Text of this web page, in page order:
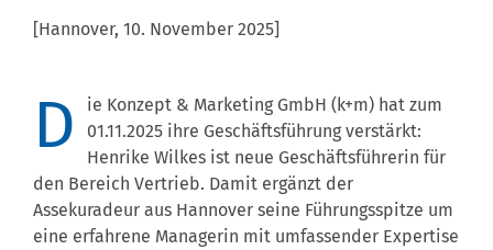
[Hannover, 10. November 2025]
D
ie Konzept & Marketing GmbH (k+m) hat zum
01.11.2025 ihre Geschäftsführung verstärkt:
Henrike Wilkes ist neue Geschäftsführerin für
den Bereich Vertrieb. Damit ergänzt der
Assekuradeur aus Hannover seine Führungsspitze um
eine erfahrene Managerin mit umfassender Expertise